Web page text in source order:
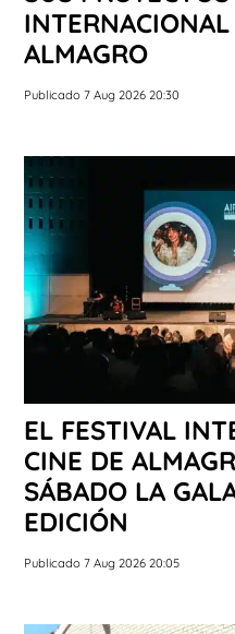
ALMAGRO
Publicado 7 Aug 2026 20:30
EL FESTIVAL
CINE DE
SÁBADO LA
EDICIÓN
Publicado 7 Aug 2026 20:05